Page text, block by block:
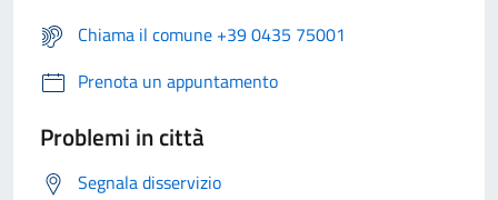
Chiama il comune +39 0435 75001
Prenota un appuntamento
Problemi in città
Segnala disservizio